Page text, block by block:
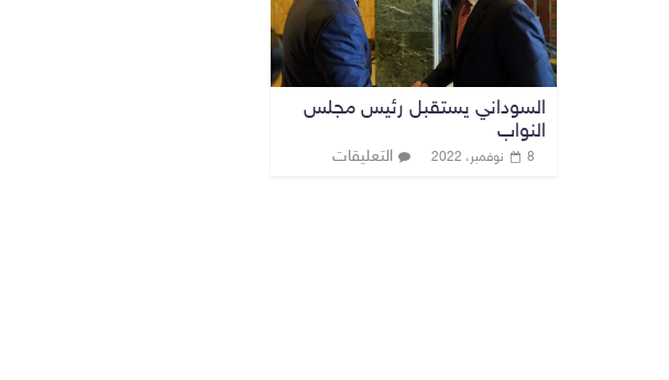
السوداني يستقبل رئيس مجلس
النواب
8 نوفمبر، 2022 التعليقات